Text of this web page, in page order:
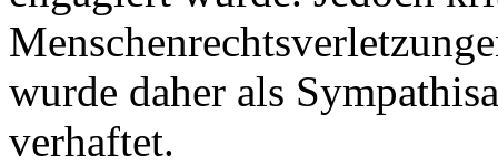
wurde daher als
verhaftet.